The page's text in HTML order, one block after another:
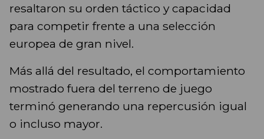
resaltaron su orden táctico y capacidad
para competir frente a una selección
europea de gran nivel.
Más allá del resultado, el comportamiento
mostrado fuera del terreno de juego
terminó generando una repercusión igual
o incluso mayor.